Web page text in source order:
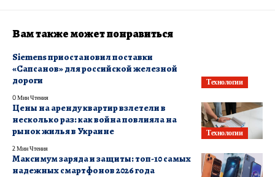
Вам также может понравиться
Технологии
Siemens приостановил поставки
«Сапсанов» для российской железной
дороги
0 Мин Чтения
Технологии
Цены на аренду квартир взлетели в
несколько раз: как война повлияла на
рынок жилья в Украине
2 Мин Чтения
Максимум заряда и защиты: топ-10 самых
надежных смартфонов 2026 года